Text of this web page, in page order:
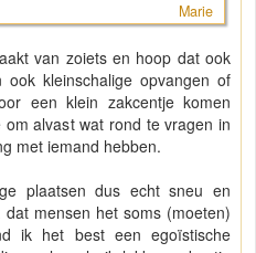
Marie
van zoiets en hoop dat ook
kleinschalige opvangen of
een klein zakcentje komen
alvast wat rond te vragen in
met iemand hebben.
plaatsen dus echt sneu en
mensen het soms (moeten)
ik het best een egoïstische